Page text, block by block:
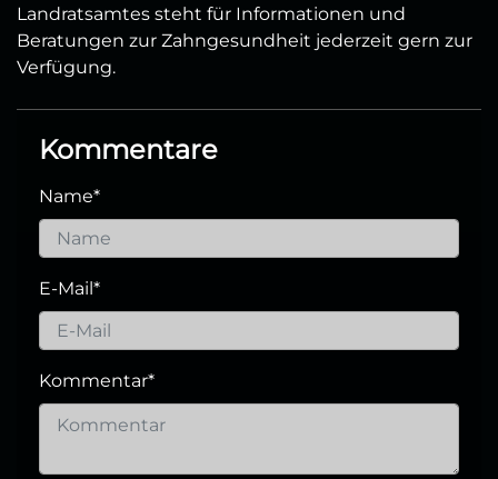
Landratsamtes steht für Informationen und
Beratungen zur Zahngesundheit jederzeit gern zur
Verfügung.
Kommentare
Name*
E-Mail*
Kommentar*